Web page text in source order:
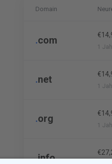
Domain
.com
1
.net
1
.org
1
.info